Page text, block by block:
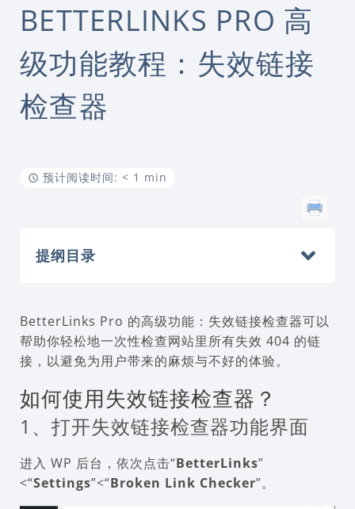
BETTERLINKS PRO 高
级功能教程：失效链接
检查器
预计阅读时间: < 1 min
提纲目录
BetterLinks Pro 的高级功能：失效链接检查器可以
帮助你轻松地一次性检查网站里所有失效 404 的链
接，以避免为用户带来的麻烦与不好的体验。
如何使用失效链接检查器？
1、打开失效链接检查器功能界面
进入 WP 后台，依次点击“BetterLinks”
<“Settings”<“Broken Link Checker”。